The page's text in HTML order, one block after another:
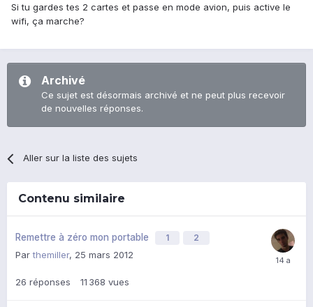
Si tu gardes tes 2 cartes et passe en mode avion, puis active le
wifi, ça marche?
Archivé
Ce sujet est désormais archivé et ne peut plus recevoir
de nouvelles réponses.
Aller sur la liste des sujets
Contenu similaire
Remettre à zéro mon portable 1 2
Parthemiller, 25 mars 2012
26 réponses 11 368 vues